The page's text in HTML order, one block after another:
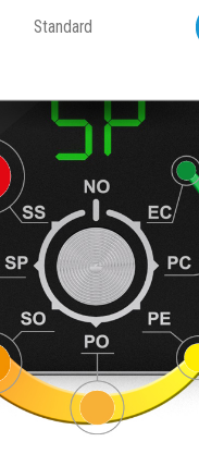
Standard